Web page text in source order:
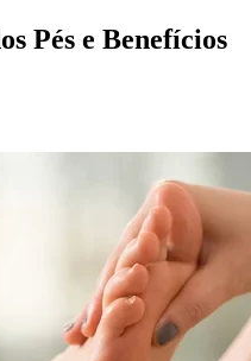
Pés e Benefícios